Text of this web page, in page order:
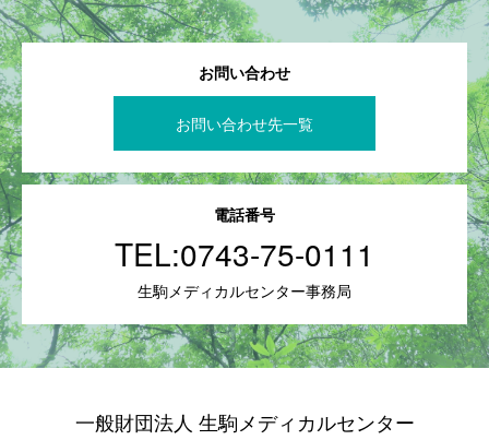
お問い合わせ
お問い合わせ先一覧
電話番号
TEL:0743-75-0111
生駒メディカルセンター事務局
一般財団法人 生駒メディカルセンター